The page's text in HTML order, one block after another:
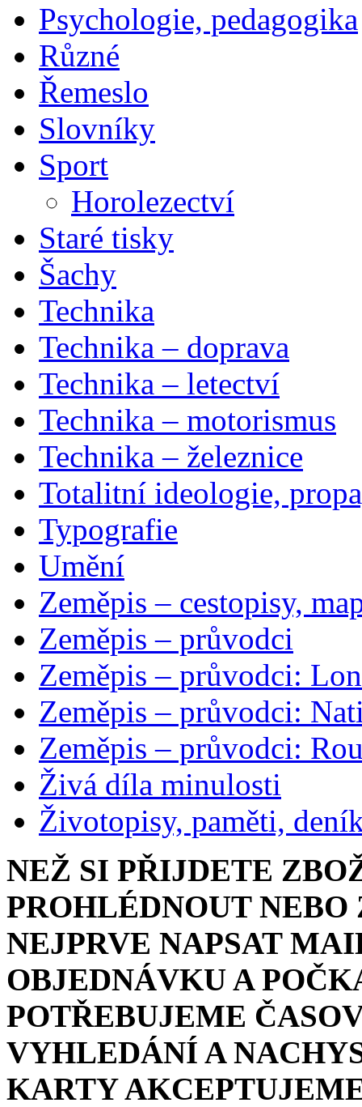
Psychologie, pedagogika
Různé
Řemeslo
Slovníky
Sport
Horolezectví
Staré tisky
Šachy
Technika
Technika – doprava
Technika – letectví
Technika – motorismus
Technika – železnice
Totalitní ideologie,
Typografie
Umění
Zeměpis – cestopisy,
Zeměpis – průvodci
Zeměpis – průvodci:
Zeměpis – průvodci:
Zeměpis – průvodci:
Živá díla minulosti
Životopisy, paměti,
NEŽ SI PŘIJDETE
PROHLÉDNOUT
NEJPRVE NAPSAT
OBJEDNÁVKU A
POTŘEBUJEME
VYHLEDÁNÍ A
KARTY